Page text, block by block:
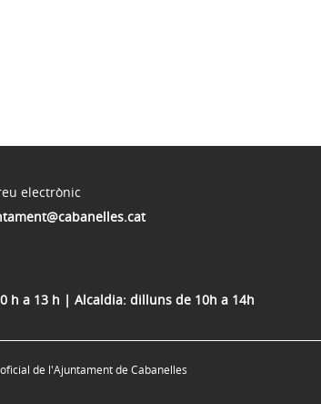
electrònic
h a 13 h | Alcaldia: dilluns de 10h a 14h
de l'Ajuntament de Cabanelles